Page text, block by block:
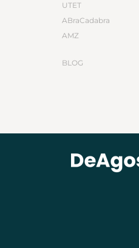
UTET
ABraCadabra
AMZ
BLOG